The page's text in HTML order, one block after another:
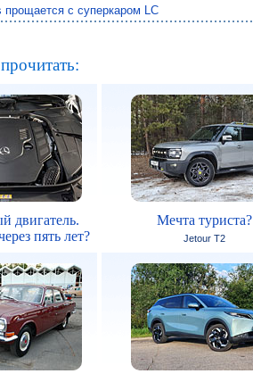
прощается с суперкаром LC
двигатель.
пять лет?
Мечта туриста?
Jetour T2